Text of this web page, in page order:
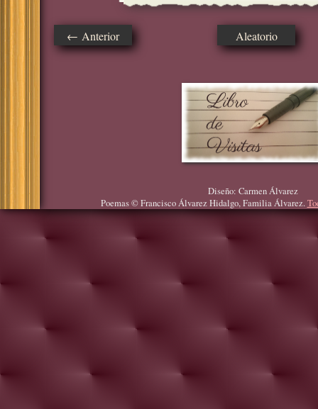
← Anterior Aleatorio
Diseño: Carmen Álvarez
Poemas © Francisco Álvarez Hidalgo, Familia Álvarez.